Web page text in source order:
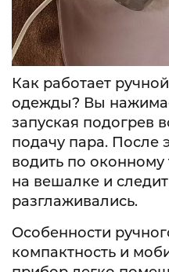
Как работает
одежды? Вы
запуская подогрев
подачу пара. После
водить по
на вешалке и
разглаживались.
Особенности
компактность и